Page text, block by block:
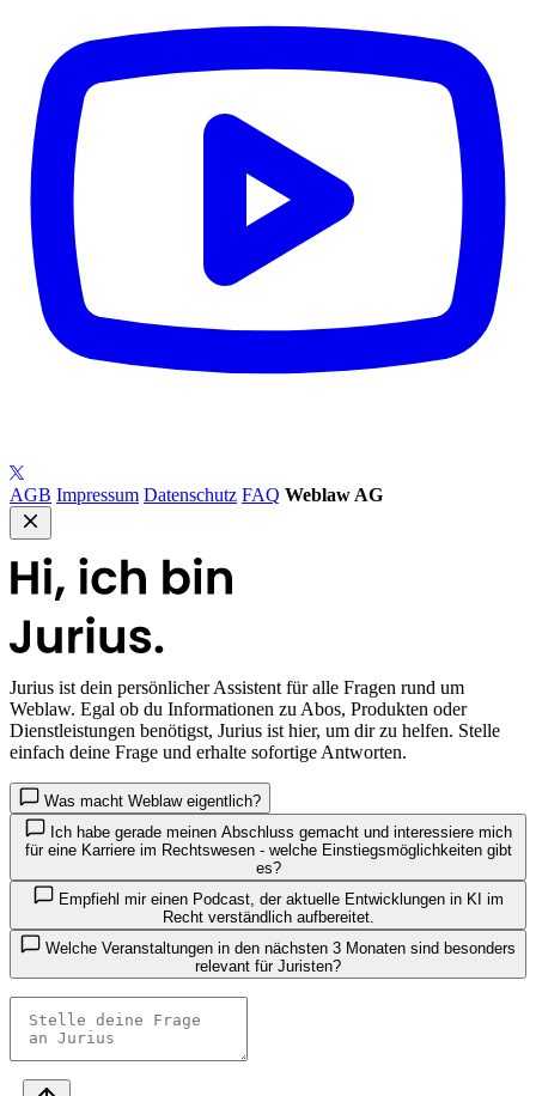
AGB Impressum Datenschutz FAQ Weblaw AG
Jurius ist dein persönlicher Assistent für alle Fragen rund um
Weblaw. Egal ob du Informationen zu Abos, Produkten oder
Dienstleistungen benötigst, Jurius ist hier, um dir zu helfen. Stelle
einfach deine Frage und erhalte sofortige Antworten.
Was macht Weblaw eigentlich?
Ich habe gerade meinen Abschluss gemacht und interessiere mich
für eine Karriere im Rechtswesen - welche Einstiegsmöglichkeiten gibt
es?
Empfiehl mir einen Podcast, der aktuelle Entwicklungen in KI im
Recht verständlich aufbereitet.
relevant für Juristen?